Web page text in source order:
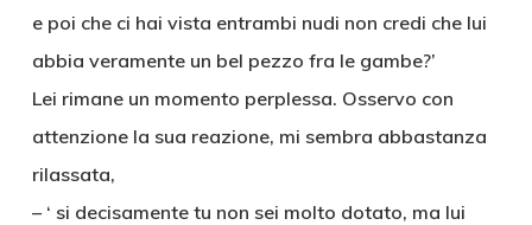
e poi che ci hai vista entrambi nudi non credi che lui
abbia veramente un bel pezzo fra le gambe?’
Lei rimane un momento perplessa. Osservo con
attenzione la sua reazione, mi sembra abbastanza
rilassata,
– ‘ si decisamente tu non sei molto dotato, ma lui